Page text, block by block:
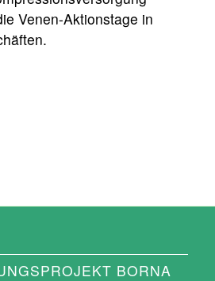
Venen-Aktionstage in
BORNA